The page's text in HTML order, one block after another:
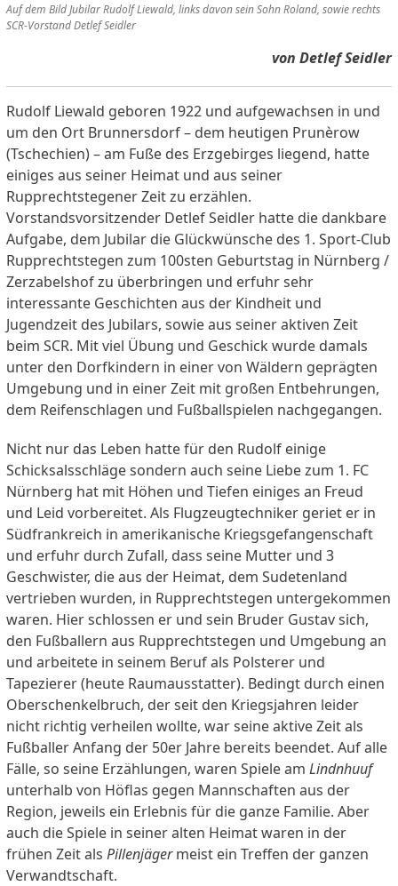
Auf dem Bild Jubilar Rudolf Liewald, links davon sein Sohn Roland, sowie rechts
SCR-Vorstand Detlef Seidler
von Detlef Seidler
Rudolf Liewald geboren 1922 und aufgewachsen in und
um den Ort Brunnersdorf – dem heutigen Prunèrow
(Tschechien) – am Fuße des Erzgebirges liegend, hatte
einiges aus seiner Heimat und aus seiner
Rupprechtstegener Zeit zu erzählen.
Vorstandsvorsitzender Detlef Seidler hatte die dankbare
Aufgabe, dem Jubilar die Glückwünsche des 1. Sport-Club
Rupprechtstegen zum 100sten Geburtstag in Nürnberg /
Zerzabelshof zu überbringen und erfuhr sehr
interessante Geschichten aus der Kindheit und
Jugendzeit des Jubilars, sowie aus seiner aktiven Zeit
beim SCR. Mit viel Übung und Geschick wurde damals
unter den Dorfkindern in einer von Wäldern geprägten
Umgebung und in einer Zeit mit großen Entbehrungen,
dem Reifenschlagen und Fußballspielen nachgegangen.
Nicht nur das Leben hatte für den Rudolf einige
Schicksalsschläge sondern auch seine Liebe zum 1. FC
Nürnberg hat mit Höhen und Tiefen einiges an Freud
und Leid vorbereitet. Als Flugzeugtechniker geriet er in
Südfrankreich in amerikanische Kriegsgefangenschaft
und erfuhr durch Zufall, dass seine Mutter und 3
Geschwister, die aus der Heimat, dem Sudetenland
vertrieben wurden, in Rupprechtstegen untergekommen
waren. Hier schlossen er und sein Bruder Gustav sich,
den Fußballern aus Rupprechtstegen und Umgebung an
und arbeitete in seinem Beruf als Polsterer und
Tapezierer (heute Raumausstatter). Bedingt durch einen
Oberschenkelbruch, der seit den Kriegsjahren leider
nicht richtig verheilen wollte, war seine aktive Zeit als
Fußballer Anfang der 50er Jahre bereits beendet. Auf alle
Fälle, so seine Erzählungen, waren Spiele am Lindnhuuf
unterhalb von Höflas gegen Mannschaften aus der
Region, jeweils ein Erlebnis für die ganze Familie. Aber
auch die Spiele in seiner alten Heimat waren in der
frühen Zeit als Pillenjägermeist ein Treffen der ganzen
Verwandtschaft.